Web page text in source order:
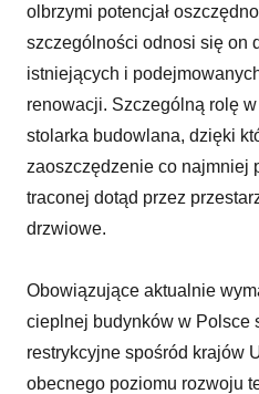
olbrzymi potencjał
szczególności odnosi się on
istniejących i
renowacji. Szczególną rolę
stolarka budowlana, dzięki
zaoszczędzenie co najmniej
traconej dotąd przez
drzwiowe.
Obowiązujące aktualnie
cieplnej budynków w Polsce
restrykcyjne spośród krajów
obecnego poziomu rozwoju